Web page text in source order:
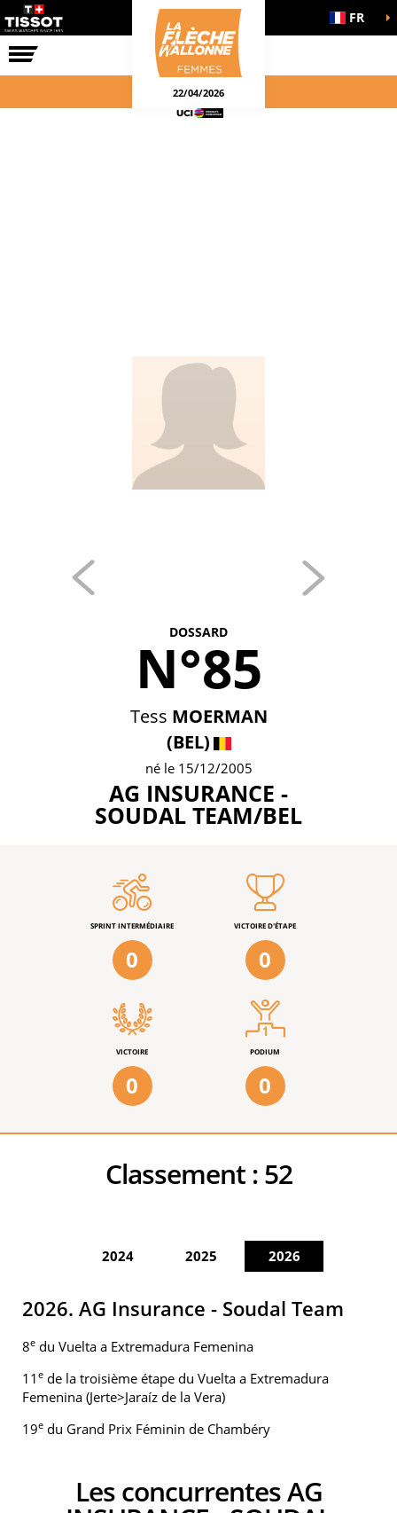
COURSE FR
22/04/2026
DOSSARD
N°85
Tess MOERMAN
(BEL)
né le 15/12/2005
AG INSURANCE -
SOUDAL TEAM/BEL
SPRINT INTERMÉDIAIRE
0
VICTOIRE D'ÉTAPE
0
VICTOIRE
0
PODIUM
0
Classement :52
2024 2025 2026
2026. AG Insurance - Soudal Team
8e du Vuelta a Extremadura Femenina
11 e de la troisième étape du Vuelta a Extremadura
Femenina (Jerte>Jaraíz de la Vera)
19e du Grand Prix Féminin de Chambéry
Les concurrentes AG